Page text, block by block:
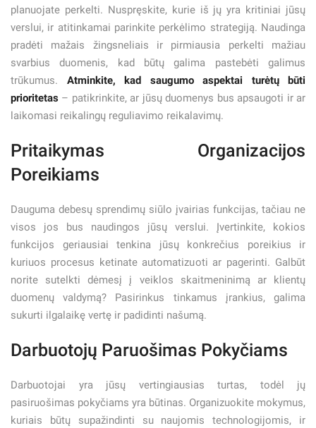
planuojate perkelti. Nuspręskite, kurie iš jų yra kritiniai jūsų
verslui, ir atitinkamai parinkite perkėlimo strategiją. Naudinga
pradėti mažais žingsneliais ir pirmiausia perkelti mažiau
svarbius duomenis, kad būtų galima pastebėti galimus
trūkumus. Atminkite, kad saugumo aspektai turėtų būti
prioritetas – patikrinkite, ar jūsų duomenys bus apsaugoti ir ar
laikomasi reikalingų reguliavimo reikalavimų.
Pritaikymas Organizacijos
Poreikiams
Dauguma debesų sprendimų siūlo įvairias funkcijas, tačiau ne
visos jos bus naudingos jūsų verslui. Įvertinkite, kokios
funkcijos geriausiai tenkina jūsų konkrečius poreikius ir
kuriuos procesus ketinate automatizuoti ar pagerinti. Galbūt
norite sutelkti dėmesį į veiklos skaitmeninimą ar klientų
duomenų valdymą? Pasirinkus tinkamus įrankius, galima
sukurti ilgalaikę vertę ir padidinti našumą.
Darbuotojų Paruošimas Pokyčiams
Darbuotojai yra jūsų vertingiausias turtas, todėl jų
pasiruošimas pokyčiams yra būtinas. Organizuokite mokymus,
kuriais būtų supažindinti su naujomis technologijomis, ir